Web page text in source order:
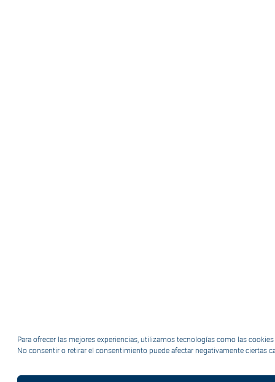
Para ofrecer las mejores experiencias, utilizamos tecnologías como las
No consentir o retirar el consentimiento puede afectar negativamente ciertas